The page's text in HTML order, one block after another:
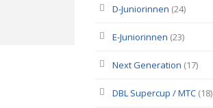
D-Juniorinnen (24)
E-Juniorinnen (23)
Next Generation (17)
DBL Supercup / MTC (18)